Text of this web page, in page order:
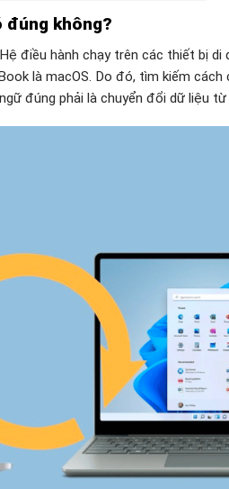
đúng không?
điều hành chạy trên các thiết bị di
là macOS. Do đó, tìm kiếm
đúng phải là chuyển đổi dữ liệu từ